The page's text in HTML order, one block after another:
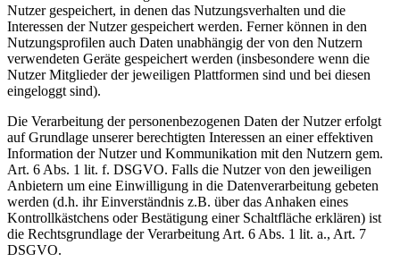
Nutzer gespeichert, in denen das Nutzungsverhalten und die
Interessen der Nutzer gespeichert werden. Ferner können in den
Nutzungsprofilen auch Daten unabhängig der von den Nutzern
verwendeten Geräte gespeichert werden (insbesondere wenn die
Nutzer Mitglieder der jeweiligen Plattformen sind und bei diesen
eingeloggt sind).
Die Verarbeitung der personenbezogenen Daten der Nutzer erfolgt
auf Grundlage unserer berechtigten Interessen an einer effektiven
Information der Nutzer und Kommunikation mit den Nutzern gem.
Art. 6 Abs. 1 lit. f. DSGVO. Falls die Nutzer von den jeweiligen
Anbietern um eine Einwilligung in die Datenverarbeitung gebeten
werden (d.h. ihr Einverständnis z.B. über das Anhaken eines
Kontrollkästchens oder Bestätigung einer Schaltfläche erklären) ist
die Rechtsgrundlage der Verarbeitung Art. 6 Abs. 1 lit. a., Art. 7
DSGVO.